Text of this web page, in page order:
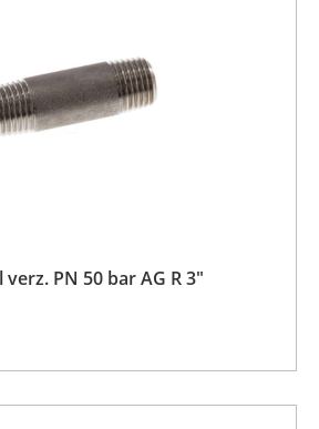
PN 50 bar AG R 3"